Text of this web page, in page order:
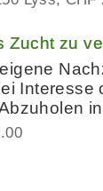
Zucht zu
Interesse